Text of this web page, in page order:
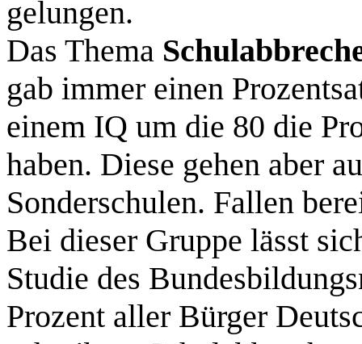
gelungen.
Das Thema
gab immer einen
einem IQ um die 80 die
haben. Diese gehen aber
Sonderschulen. Fallen
Bei dieser Gruppe lässt
Studie des
Prozent aller Bürger